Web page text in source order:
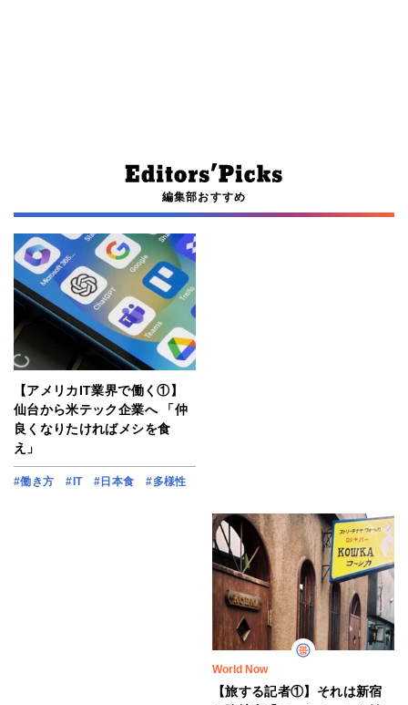
編集部おすすめ
【アメリカIT業界で働く①】
仙台から米テック企業へ 「仲
良くなりたければメシを食
え」
#働き方 #IT #日本食 #多様性
World Now
【旅する記者①】それは新宿